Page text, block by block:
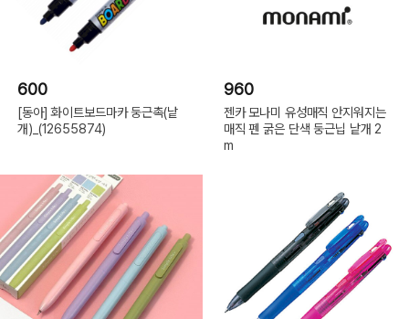
600
[동아] 화이트보드마카 둥근촉(낱
개)_(12655874)
960
젠카 모나미 유성매직 안지워지는
매직 펜 굵은 단색 둥근닙 낱개 2
m